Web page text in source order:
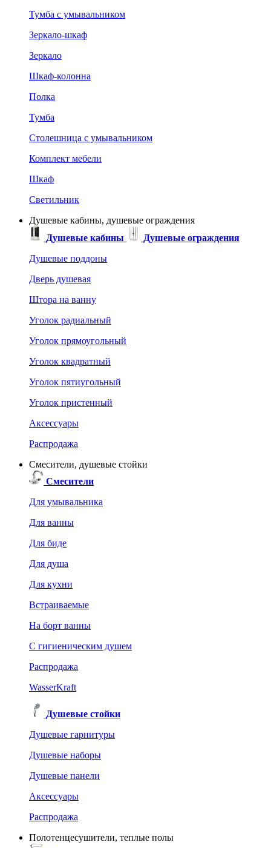
Тумба с умывальником
Зеркало-шкаф
Зеркало
Шкаф-колонна
Полка
Тумба
Столешница с умывальником
Комплект мебели
Шкаф
Светильник
Душевые кабины, душевые ограждения
Душевые кабины
Душевые ограждения
Душевые поддоны
Дверь душевая
Штора на ванну
Уголок радиальный
Уголок прямоугольный
Уголок квадратный
Уголок пятиугольный
Уголок пристенный
Аксессуары
Распродажа
Смесители, душевые стойки
Смесители
Для умывальника
Для ванны
Для биде
Для душа
Для кухни
Встраиваемые
На борт ванны
C гигиеническим душем
Распродажа
WasserKraft
Душевые стойки
Душевые гарнитуры
Душевые наборы
Душевые панели
Аксессуары
Распродажа
Полотенцесушители, теплые полы